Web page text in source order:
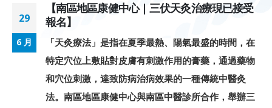
29
6 月
【南區地區康健中心 | 三伏天灸治療現已接受
報名】
「天灸療法」是指在夏季最熱、陽氣最盛的時間，在
特定穴位上敷貼對皮膚有刺激作用的膏藥，通過藥物
和穴位刺激，達致防病治病效果的一種傳統中醫灸
法。南區地區康健中心與南區中醫診所合作，舉辦三